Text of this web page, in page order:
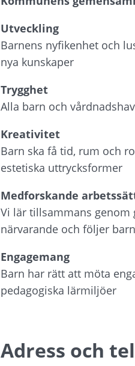
Utveckling
Barnens nyfikenhet och
nya kunskaper
Trygghet
Alla barn och
Kreativitet
Barn ska få tid, rum och
estetiska uttrycksformer
Medforskande
Vi lär tillsammans genom
närvarande och följer
Engagemang
Barn har rätt att möta
pedagogiska lärmiljöer
Adress och